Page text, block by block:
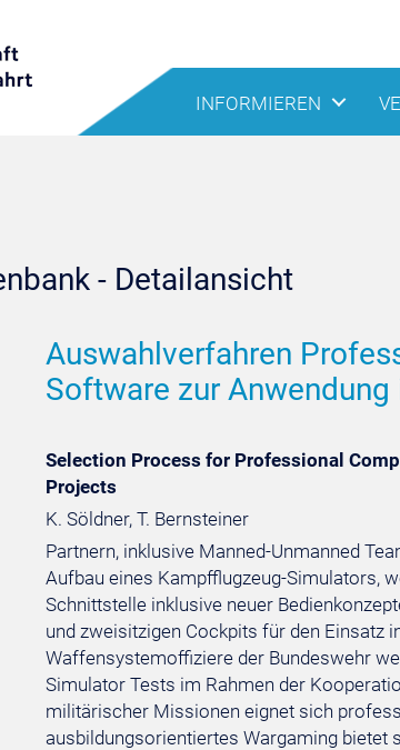
INFORMIEREN
- Detailansicht
Auswahlverfahren
Software zur
Selection Process for Professional
Projects
K. Söldner, T. Bernsteiner
Partnern, inklusive Manned-Unmanned
Aufbau eines Kampfflugzeug-Simulators,
Schnittstelle inklusive neuer
und zweisitzigen Cockpits für den Einsatz
Waffensystemoffiziere der Bundeswehr
Simulator Tests im Rahmen der
militärischer Missionen eignet sich
ausbildungsorientiertes Wargaming bietet